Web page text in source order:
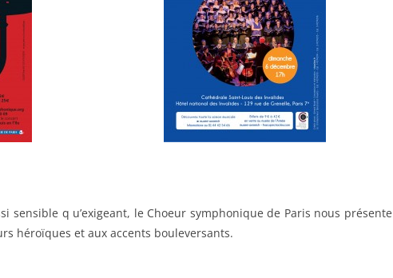
sensible q u’exigeant, le Choeur symphonique de Paris nous présente
héroïques et aux accents bouleversants.